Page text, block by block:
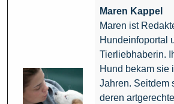
Maren Kappel
Maren ist
Hundeinfoportal
Tierliebhaberin.
Hund bekam sie
Jahren. Seitdem
deren